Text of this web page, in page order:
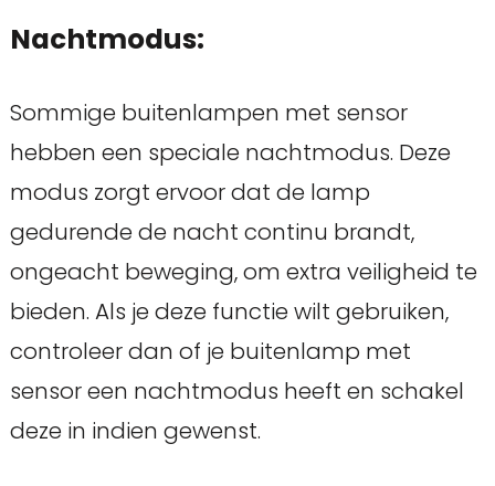
Nachtmodus:
Sommige buitenlampen met sensor
hebben een speciale nachtmodus. Deze
modus zorgt ervoor dat de lamp
gedurende de nacht continu brandt,
ongeacht beweging, om extra veiligheid te
bieden. Als je deze functie wilt gebruiken,
controleer dan of je buitenlamp met
sensor een nachtmodus heeft en schakel
deze in indien gewenst.